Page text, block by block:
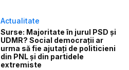
Actualitate
Surse: Majoritate în jurul PSD și
UDMR? Social democrații ar
urma să fie ajutați de politicieni
din PNL și din partidele
extremiste